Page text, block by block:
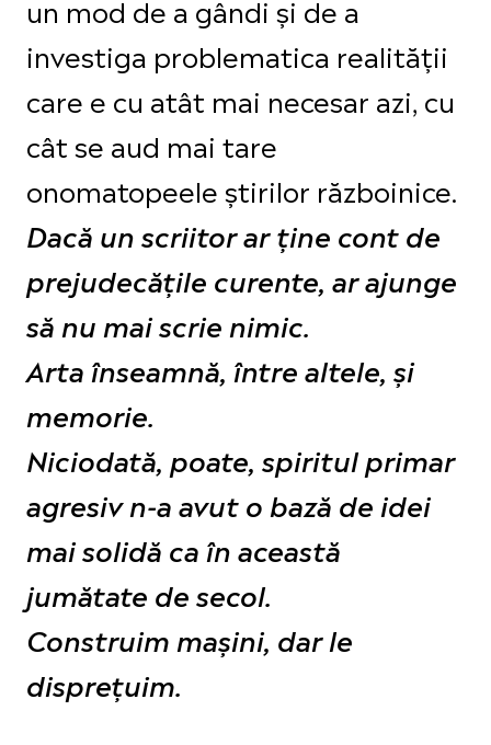
un mod de a gândi și de a
investiga problematica realității
care e cu atât mai necesar azi, cu
cât se aud mai tare
onomatopeele știrilor războinice.
Dacă un scriitor ar ține cont de
prejudecățile curente, ar ajunge
să nu mai scrie nimic.
Arta înseamnă, între altele, și
memorie.
Niciodată, poate, spiritul primar
agresiv n-a avut o bază de idei
mai solidă ca în această
jumătate de secol.
Construim mașini, dar le
disprețuim.